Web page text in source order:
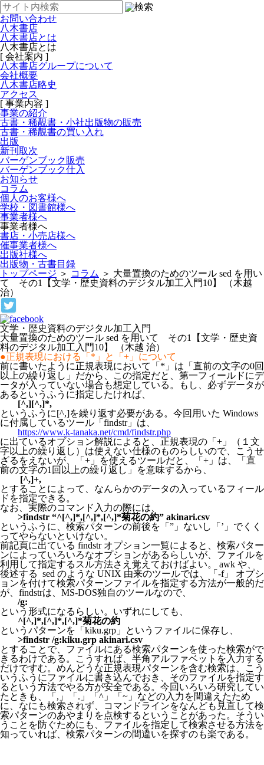
お問い合わせ
八木書店
八木書店とは
八木書店とは
[ 会社案内 ]
八木書店グループについて
会社概要
八木書店略史
アクセス
[ 事業内容 ]
事業の紹介
古書・稀覯書・小社出版物の販売
古書・稀覯書の買い入れ
出版
新刊取次
バーゲンブック販売
バーゲンブック仕入
お知らせ
コラム
個人のお客様へ
学校・図書館様へ
事業者様へ
事業者様へ
書店・小売店様へ
催事業者様へ
出版社様へ
出版物・古書目録
トップページ ＞ コラム ＞ 大量置換のためのツール sed を用い
て その1【文学・歴史資料のデジタル加工入門10】 （木越
治）
文学・歴史資料のデジタル加工入門
大量置換のためのツール sed を用いて その1【文学・歴史資
料のデジタル加工入門10】 （木越 治）
●正規表現における「*」と「+」について
前に書いたように正規表現において「*」は「直前の文字の0回
以上の繰り返し」だから、この指定だと、第一フィールドにデ
ータが入っていない場合も想定している。もし、必ずデータが
あるというふうに指定したければ、
[^,][^,]*,
というふうに[^,]を繰り返す必要がある。今回用いた Windows
に付属しているツール「findstr」は、
https://www.k-tanaka.net/cmd/findstr.php
に出ているオプション解説によると、正規表現の「+」（１文
字以上の繰り返し）は使えない仕様のものらしいので、こうせ
ざるをえないが、「+」を使えるツールだと、「+」は、「直
前の文字の1回以上の繰り返し」を意味するから、
[^,]+,
とすることによって、なんらかのデータの入っているフィール
ドを指定できる。
なお、実際のコマンド入力の際には、
>findstr “^[^,]*,[^,]*,[^,]*菊花の約” akinari.csv
というふうに、検索パターンの前後を「”」ないし「’」でくく
ってやらないといけない。
前記頁に出ている findstr オプション一覧によると、検索パター
ンによっていろいろなオプションがあるらしいが、ファイルを
利用して指定するスル方法さえ覚えておけばよい。 awk や、
後述する sed のような UNIX 由来のツールでは、「-f」 オプシ
ョンを付けて検索パターンファイルを指定する方法が一般的だ
が、findstrは、MS-DOS独自のツールなので、
/g:
という形式になるらしい。いずれにしても、
^[^,]*,[^,]*,[^,]*菊花の約
というパターンを「kiku.grp」というファイルに保存し、
>findstr /g:kiku.grp akinari.csv
とすることで、ファイルにある検索パターンを使った検索がで
きるわけである。こうすれば、半角アルファベットを入力する
だけですむ。めんどうな正規表現パターンを含む検索は、こう
いうふうにファイルに書き込んでおき、そのファイルを指定す
るという方法でやる方が安全である。今回いろいろ研究してい
たときも、「,」「.」「^」「~」などの入力を間違えたため
に、なにも検索されず、コマンドラインをなんども見直して検
索パターンのあやまりを点検するということがあった。そうい
うことを防ぐためにも、ファイルを指定して検索させる方法を
知っていれば、検索パターンの間違いを探すのも楽である。